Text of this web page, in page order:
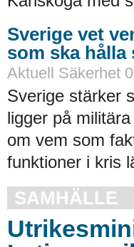
Sverige vet
som ska hålla
Aktuell Säkerhet
Sverige stärker
ligger på
om vem som
funktioner i kris
SAMHÄLLE